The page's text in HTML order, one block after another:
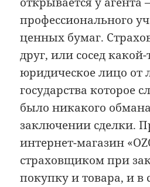
профессионального
ценных бумаг.
друг, или сосед
юридическое лицо от
государства которое
было никакого
заключении сделки.
интернет-магазин
страховщиком при
покупку и товара, и в